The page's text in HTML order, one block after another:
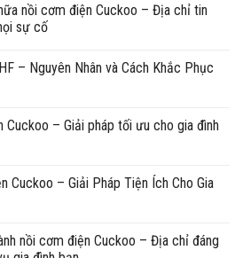
nồi cơm điện Cuckoo – Địa chỉ tin
sự cố
– Nguyên Nhân và Cách Khắc Phục
Cuckoo – Giải pháp tối ưu cho gia đình
Cuckoo – Giải Pháp Tiện Ích Cho Gia
nồi cơm điện Cuckoo – Địa chỉ đáng